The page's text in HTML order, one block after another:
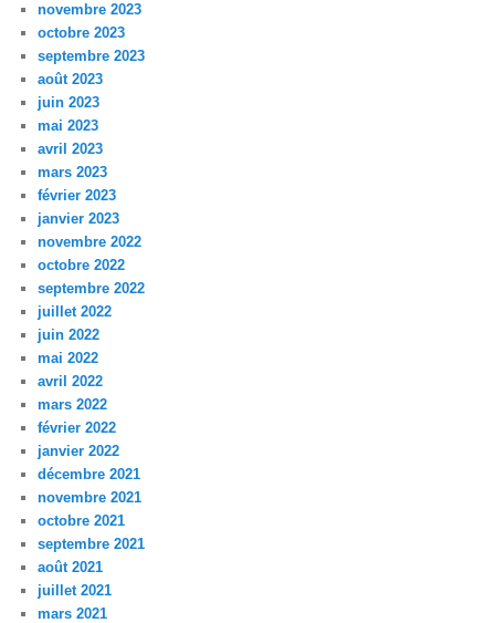
novembre 2023
octobre 2023
septembre 2023
août 2023
juin 2023
mai 2023
avril 2023
mars 2023
février 2023
janvier 2023
novembre 2022
octobre 2022
septembre 2022
juillet 2022
juin 2022
mai 2022
avril 2022
mars 2022
février 2022
janvier 2022
décembre 2021
novembre 2021
octobre 2021
septembre 2021
août 2021
juillet 2021
mars 2021